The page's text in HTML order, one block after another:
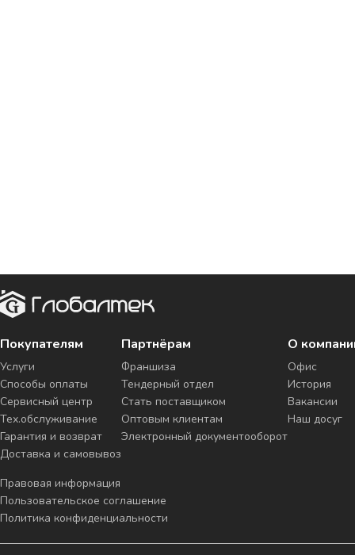
Покупателям
Услуги
Способы оплаты
Сервисный центр
Тех.обслуживание
Гарантия и возврат
Доставка и самовывоз
Партнёрам
Франшиза
Тендерный отдел
Стать поставщиком
Оптовым клиентам
Электронный документооборот
О
Офис
История
Вакансии
Наш досуг
Правовая информация
Пользовательское соглашение
Политика конфиденциальности